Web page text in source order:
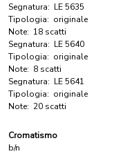
Segnatura: LE 5635
Tipologia: originale
Note: 18 scatti
Segnatura: LE 5640
Tipologia: originale
Note: 8 scatti
Segnatura: LE 5641
Tipologia: originale
Note: 20 scatti
Cromatismo
b/n